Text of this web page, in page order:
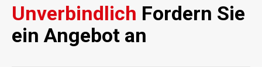
Unverbindlich Fordern Sie
ein Angebot an